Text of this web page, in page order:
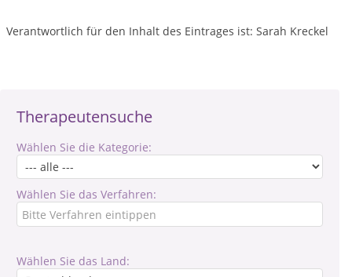
Therapeutensuche
Wählen Sie die Kategorie:
Wählen Sie das Verfahren:
Wählen Sie das Land:
Verantwortlich für den Inhalt des Eintrages ist: Sarah Kreckel